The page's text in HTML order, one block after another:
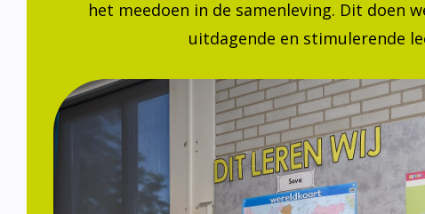
uitdagende en stimulerende